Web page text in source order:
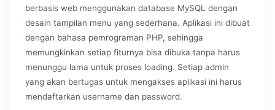
berbasis web menggunakan database MySQL dengan
desain tampilan menu yang sederhana. Aplikasi ini dibuat
dengan bahasa pemrograman PHP, sehingga
memungkinkan setiap fiturnya bisa dibuka tanpa harus
menunggu lama untuk proses loading. Setiap admin
yang akan bertugas untuk mengakses aplikasi ini harus
mendaftarkan username dan password.